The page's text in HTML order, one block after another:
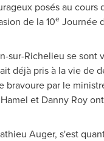
posés au
de la 10eJournée
sur-Richelieu se sont
déjà pris à la vie de
bravoure par le
et Danny Royont
Auger, s'est